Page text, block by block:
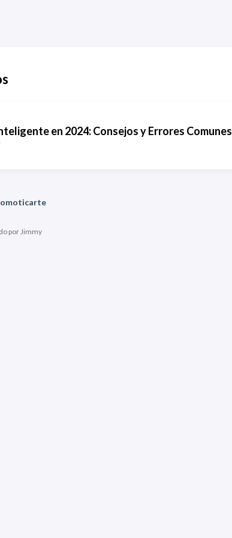
en 2024: Consejos y Errores Comunes
porJimmy